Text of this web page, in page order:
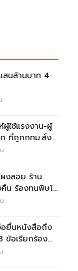
ผู้ใช้แรงงาน-ผู้
ก ที่ถูกกทม.สั่ง
.
งลอย ร้าน
น ร้องทนพิษโค
อด่วน!
.
อยื่นหนังสือถึง
ข้อเรียกร้อง
.